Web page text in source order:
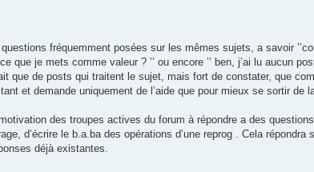
fréquemment posées sur les mêmes sujets, a savoir
ce que je mets comme valeur ? ’’ ou encore ’’ ben, j’ai lu aucun
que de posts qui traitent le sujet, mais fort de constater, que
et demande uniquement de l’aide que pour mieux se sortir de
des troupes actives du forum à répondre a des
d’écrire le b.a.ba des opérations d’une reprog . Cela
déjà existantes.